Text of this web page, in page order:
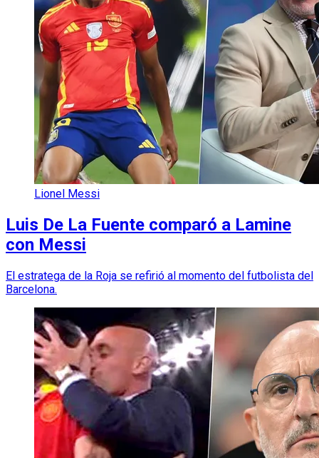
Lionel Messi
Luis De La Fuente comparó a Lamine
con Messi
El estratega de la Roja se refirió al momento del futbolista del
Barcelona.